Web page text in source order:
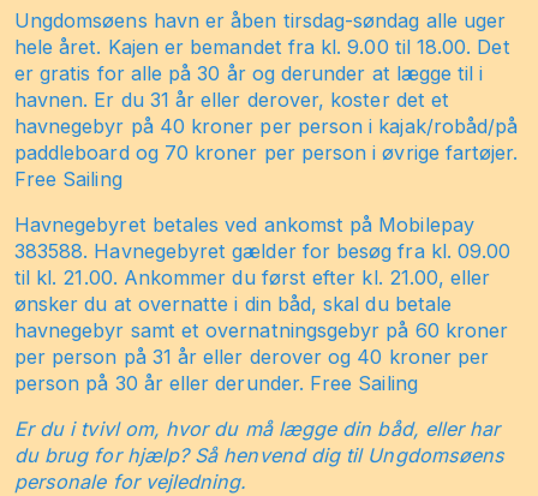
Ungdomsøens havn er åben tirsdag-søndag alle uger
hele året. Kajen er bemandet fra kl. 9.00 til 18.00. Det
er gratis for alle på 30 år og derunder at lægge til i
havnen. Er du 31 år eller derover, koster det et
havnegebyr på 40 kroner per person i kajak/robåd/på
paddleboard og 70 kroner per person i øvrige fartøjer.
Free Sailing
Havnegebyret betales ved ankomst på Mobilepay
383588. Havnegebyret gælder for besøg fra kl. 09.00
til kl. 21.00. Ankommer du først efter kl. 21.00, eller
ønsker du at overnatte i din båd, skal du betale
havnegebyr samt et overnatningsgebyr på 60 kroner
per person på 31 år eller derover og 40 kroner per
person på 30 år eller derunder. Free Sailing
Er du i tvivl om, hvor du må lægge din båd, eller har
du brug for hjælp? Så henvend dig til Ungdomsøens
personale for vejledning.